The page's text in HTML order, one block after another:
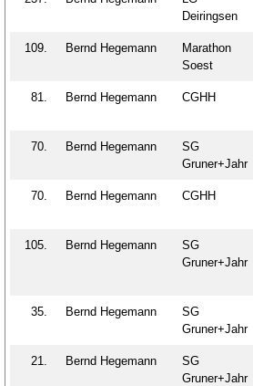
Deiringsen
109. Bernd Hegemann
Marathon
Soest
81. Bernd Hegemann CGHH
70. Bernd Hegemann
SG
Gruner+Jahr
70. Bernd Hegemann CGHH
105. Bernd Hegemann
SG
Gruner+Jahr
35. Bernd Hegemann
SG
Gruner+Jahr
21. Bernd Hegemann
SG
Gruner+Jahr